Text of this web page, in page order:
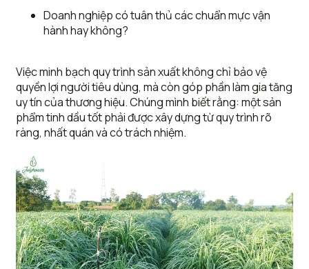
Doanh nghiệp có tuân thủ các chuẩn mực vận
hành hay không?
Việc minh bạch quy trình sản xuất không chỉ bảo vệ
quyền lợi người tiêu dùng, mà còn góp phần làm gia tăng
uy tín của thương hiệu. Chúng mình biết rằng: một sản
phẩm tinh dầu tốt phải được xây dựng từ quy trình rõ
ràng, nhất quán và có trách nhiệm.